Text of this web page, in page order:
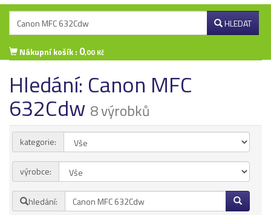
HLEDAT
Nákupní košík : 0,00 Kč
Přihlášení zákazníka
Přihlásit se
Nová registrace Ztráta hesla
Hledání: Canon MFC
632Cdw 8 výrobků
kategorie:
výrobce:
hledání: